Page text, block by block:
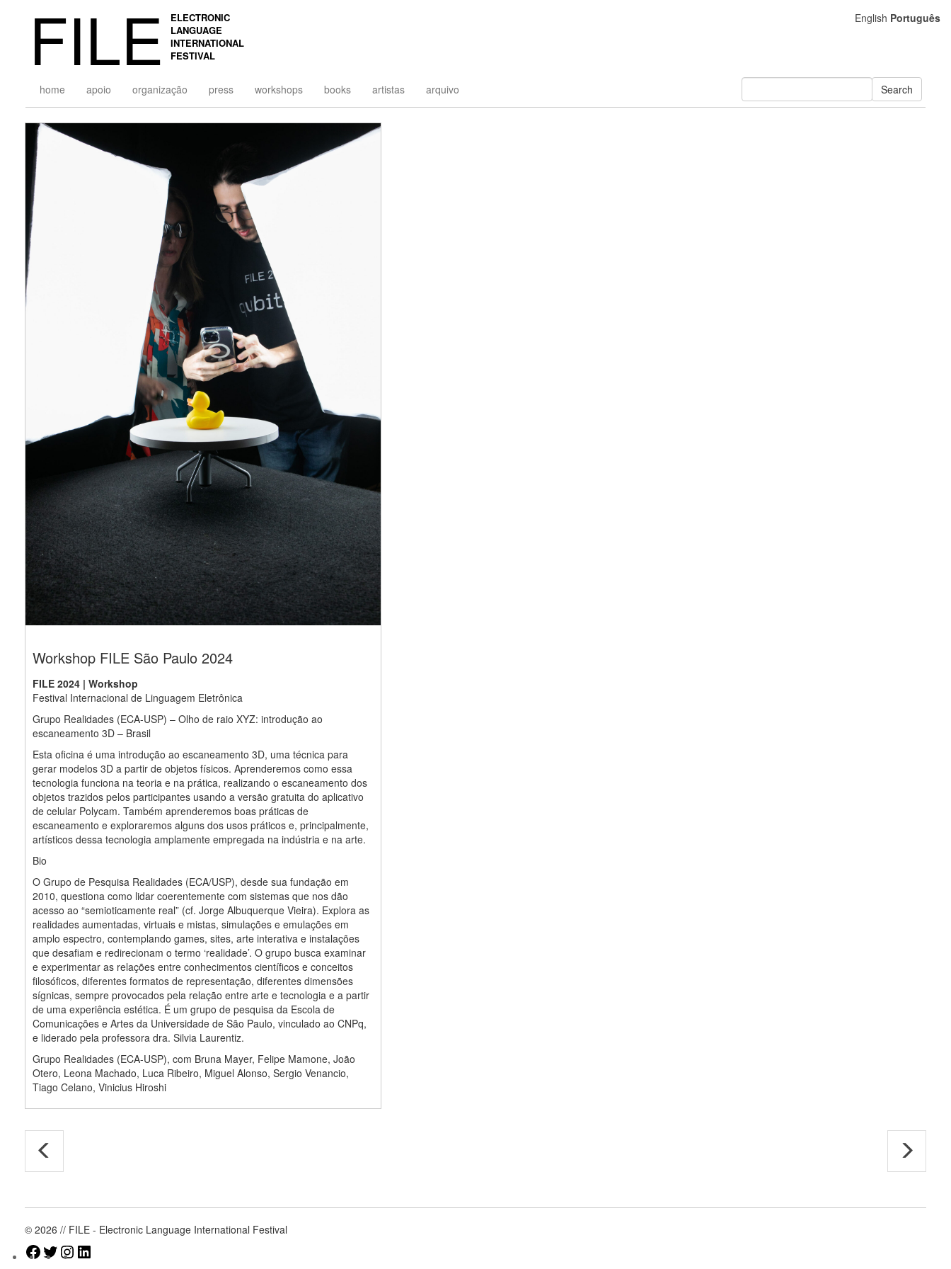
FILE
ELECTRONIC
LANGUAGE
INTERNATIONAL
FESTIVAL
home apoio organização press workshops books artistas arquivo Search
Workshop FILE São Paulo 2024
FILE 2024 | Workshop
Festival Internacional de Linguagem Eletrônica
Grupo Realidades (ECA-USP) – Olho de raio XYZ: introdução ao
escaneamento 3D – Brasil
Esta oficina é uma introdução ao escaneamento 3D, uma técnica para
gerar modelos 3D a partir de objetos físicos. Aprenderemos como essa
tecnologia funciona na teoria e na prática, realizando o escaneamento dos
objetos trazidos pelos participantes usando a versão gratuita do aplicativo
de celular Polycam. Também aprenderemos boas práticas de
escaneamento e exploraremos alguns dos usos práticos e, principalmente,
artísticos dessa tecnologia amplamente empregada na indústria e na arte.
Bio
O Grupo de Pesquisa Realidades (ECA/USP), desde sua fundação em
2010, questiona como lidar coerentemente com sistemas que nos dão
acesso ao “semioticamente real” (cf. Jorge Albuquerque Vieira). Explora as
realidades aumentadas, virtuais e mistas, simulações e emulações em
amplo espectro, contemplando games, sites, arte interativa e instalações
que desafiam e redirecionam o termo ‘realidade’. O grupo busca examinar
e experimentar as relações entre conhecimentos científicos e conceitos
filosóficos, diferentes formatos de representação, diferentes dimensões
sígnicas, sempre provocados pela relação entre arte e tecnologia e a partir
de uma experiência estética. É um grupo de pesquisa da Escola de
Comunicações e Artes da Universidade de São Paulo, vinculado ao CNPq,
e liderado pela professora dra. Silvia Laurentiz.
Grupo Realidades (ECA-USP), com Bruna Mayer, Felipe Mamone, João
Otero, Leona Machado, Luca Ribeiro, Miguel Alonso, Sergio Venancio,
Tiago Celano, Vinicius Hiroshi
© 2026 // FILE - Electronic Language International Festival
Facebook
TwitterInstagram
English Português